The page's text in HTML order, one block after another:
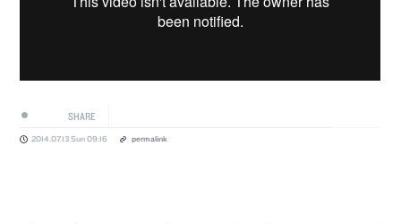
SHARE
2014.07.13 Sun 09:16 permalink